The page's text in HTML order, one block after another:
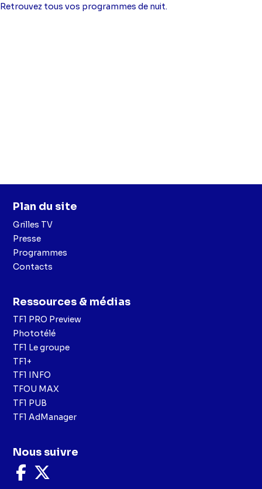
Retrouvez tous vos programmes de nuit.
Plan du site
Grilles TV
Presse
Programmes
Contacts
Ressources & médias
TF1 PRO Preview
Phototélé
TF1 Le groupe
TF1+
TF1 INFO
TFOU MAX
TF1 PUB
TF1 AdManager
Nous suivre
Nous
suivre